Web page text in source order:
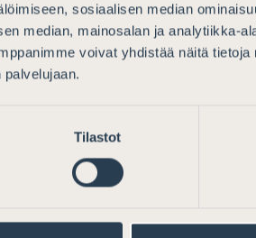
sosiaalisen median
median, mainosalan ja analytiikka-
voivat yhdistää näitä tietoja
Tilastot
Asianajajalle
Koulutus
Tapaohjeet